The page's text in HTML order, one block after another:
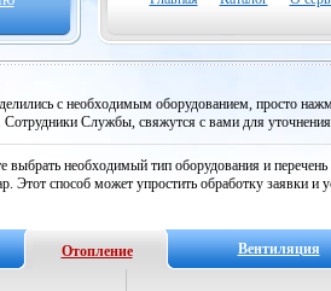
с необходимым оборудованием, просто
Службы, свяжутся с вами для
выбрать необходимый тип оборудования и
Этот способ может упростить обработку заявки и
Отопление Вентиляция